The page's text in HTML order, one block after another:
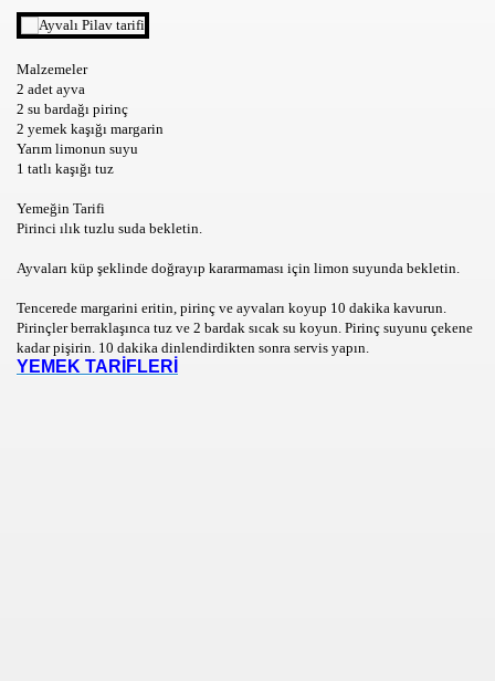
Malzemeler
2 adet ayva
2 su bardağı pirinç
2 yemek kaşığı margarin
Yarım limonun suyu
1 tatlı kaşığı tuz
Yemeğin Tarifi
Pirinci ılık tuzlu suda bekletin.
Ayvaları küp şeklinde doğrayıp kararmaması için limon suyunda bekletin.
Tencerede margarini eritin, pirinç ve ayvaları koyup 10 dakika kavurun.
Pirinçler berraklaşınca tuz ve 2 bardak sıcak su koyun. Pirinç suyunu çekene
kadar pişirin. 10 dakika dinlendirdikten sonra servis yapın.
YEMEK TARİFLERİ